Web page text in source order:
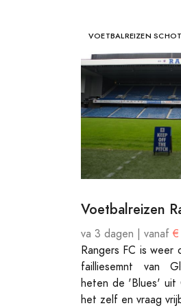
VOETBALREIZEN
Voetbalreizen
va 3 dagen | vanaf
Rangers FC is weer
failliesemnt van
heten de 'Blues' uit
het zelf en vraag